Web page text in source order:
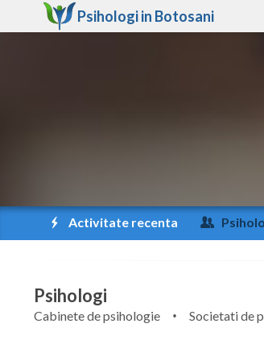
Psihologi in Botosani
Activitate recenta
Psihologi
Cabinete de psihologie Societati de